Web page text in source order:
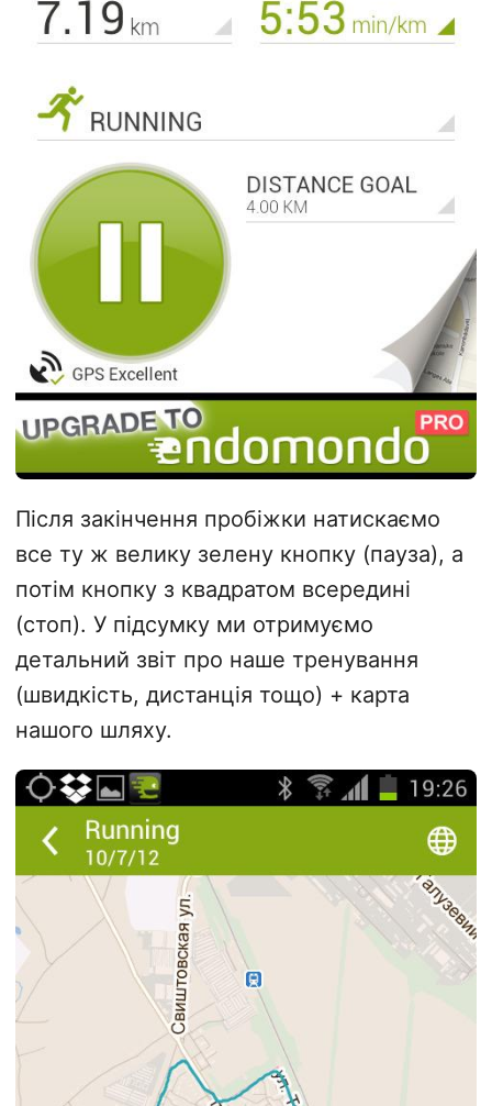
Після закінчення пробіжки натискаємо
все ту ж велику зелену кнопку (пауза), а
потім кнопку з квадратом всередині
(стоп). У підсумку ми отримуємо
детальний звіт про наше тренування
(швидкість, дистанція тощо) + карта
нашого шляху.